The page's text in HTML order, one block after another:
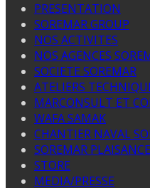
PRESENTATION
SOREMAR GROUP
NOS ACTIVITES
NOS AGENCES
SOCIETE SOREMAR
ATELIERS
MARCONSULT ET
WAFA SAMAK
CHANTIER NAVAL
SOREMAR PLAISANCE
STORE
MEDIA/PRESSE